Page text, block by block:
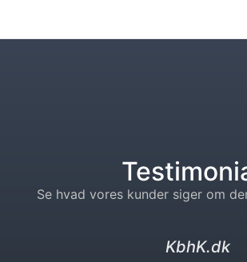
Se hvad vores kunder siger om